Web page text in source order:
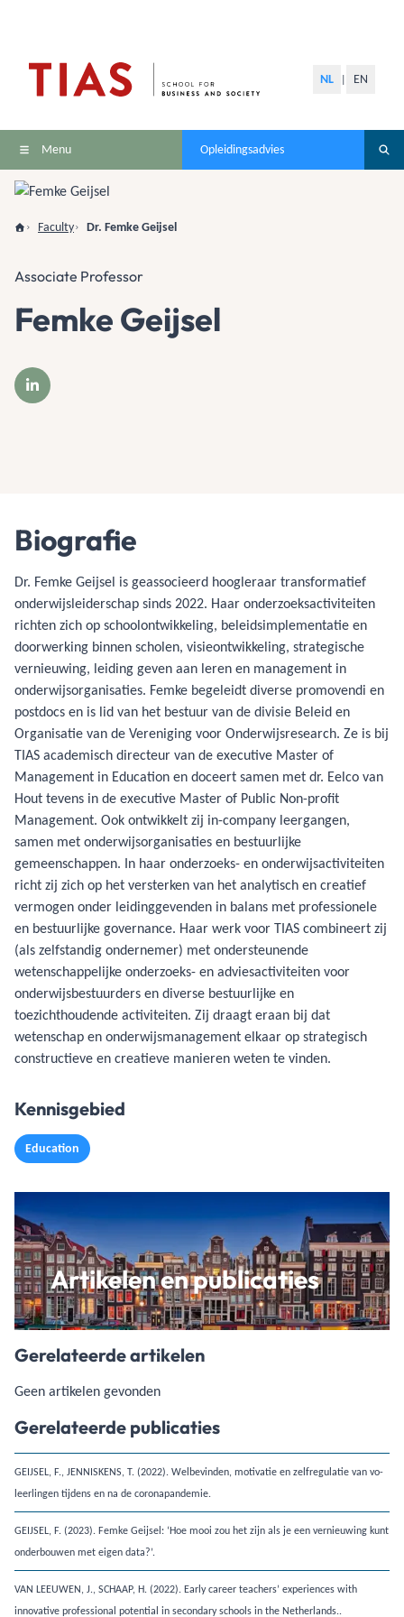
NL EN
Menu Opleidingsadvies
Faculty Dr. Femke Geijsel
Associate Professor
Femke Geijsel
Biografie
Dr. Femke Geijsel is geassocieerd hoogleraar transformatief
onderwijsleiderschap sinds 2022. Haar onderzoeksactiviteiten
richten zich op schoolontwikkeling, beleidsimplementatie en
doorwerking binnen scholen, visieontwikkeling, strategische
vernieuwing, leiding geven aan leren en management in
onderwijsorganisaties. Femke begeleidt diverse promovendi en
postdocs en is lid van het bestuur van de divisie Beleid en
Organisatie van de Vereniging voor Onderwijsresearch. Ze is bij
TIAS academisch directeur van de executive Master of
Management in Education en doceert samen met dr. Eelco van
Hout tevens in de executive Master of Public Non-profit
Management. Ook ontwikkelt zij in-company leergangen,
samen met onderwijsorganisaties en bestuurlijke
gemeenschappen. In haar onderzoeks- en onderwijsactiviteiten
richt zij zich op het versterken van het analytisch en creatief
vermogen onder leidinggevenden in balans met professionele
en bestuurlijke governance. Haar werk voor TIAS combineert zij
(als zelfstandig ondernemer) met ondersteunende
wetenschappelijke onderzoeks- en adviesactiviteiten voor
onderwijsbestuurders en diverse bestuurlijke en
toezichthoudende activiteiten. Zij draagt eraan bij dat
wetenschap en onderwijsmanagement elkaar op strategisch
constructieve en creatieve manieren weten te vinden.
Kennisgebied
Education
Artikelen en publicaties
Gerelateerde artikelen
Geen artikelen gevonden
Gerelateerde publicaties
GEIJSEL, F., JENNISKENS, T. (2022). Welbevinden, motivatie en zelfregulatie van vo-
leerlingen tijdens en na de coronapandemie.
GEIJSEL, F. (2023). Femke Geijsel: ‘Hoe mooi zou het zijn als je een vernieuwing kunt
onderbouwen met eigen data?’.
VAN LEEUWEN, J., SCHAAP, H. (2022). Early career teachers’ experiences with
innovative professional potential in secondary schools in the Netherlands..